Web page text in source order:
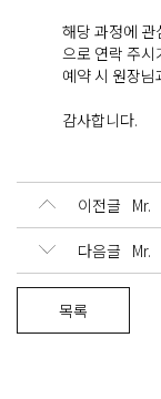
해당 과정에
으로 연락 주시
예약 시 원장님
감사합니다.
이전글 Mr.
다음글 Mr.
목록